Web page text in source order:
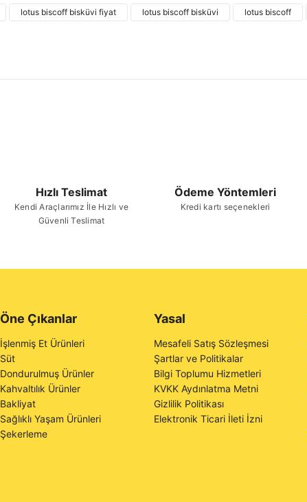
Ürün bilgilerinde hatalar bulunuyor.
lotus biscoff bisküvi fiyat lotus biscoff bisküvi lotus biscoff
Hızlı Teslimat
Kendi Araçlarımız İle Hızlı ve
Güvenli Teslimat
Ödeme Yöntemleri
Kredi kartı seçenekleri
Öne Çıkanlar
İşlenmiş Et Ürünleri
Süt
Dondurulmuş Ürünler
Kahvaltılık Ürünler
Bakliyat
Sağlıklı Yaşam Ürünleri
Şekerleme
Yasal
Mesafeli Satış Sözleşmesi
Şartlar ve Politikalar
Bilgi Toplumu Hizmetleri
KVKK Aydınlatma Metni
Gizlilik Politikası
Elektronik Ticari İleti İzni